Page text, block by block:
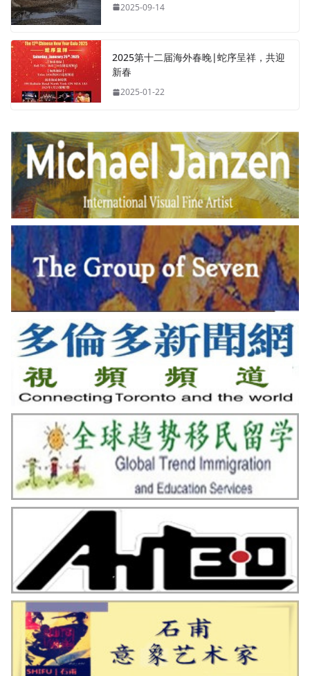
2025-09-14
2025第十二届海外春晚|蛇序呈祥，共迎
新春
2025-01-22